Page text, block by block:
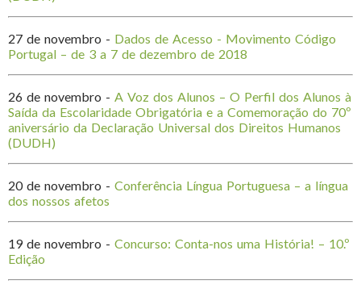
27 de novembro - Dados de Acesso - Movimento Código
Portugal – de 3 a 7 de dezembro de 2018
26 de novembro - A Voz dos Alunos – O Perfil dos Alunos à
Saída da Escolaridade Obrigatória e a Comemoração do 70º
aniversário da Declaração Universal dos Direitos Humanos
(DUDH)
20 de novembro - Conferência Língua Portuguesa – a língua
dos nossos afetos
19 de novembro - Concurso: Conta-nos uma História! – 10.º
Edição